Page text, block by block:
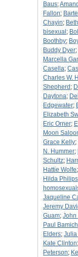
Baus;
Fallon; Bartell
Chayin;
bisexual ;
Boothby;
Buddy Dyer;
Marcella
Casella;
Charles W.
Shepherd ;
Daytona;
Edgewater;
Elizabeth
Eric Orner;
Moon
Grace Kelly;
N. Hummer;
Schultz;
Hattie Wolfe;
Hilda Philips
Jaqueline
Jeremy
Guam; John
Paul Bamich
Elders; Julia
Kate Clinton;
Peterson;